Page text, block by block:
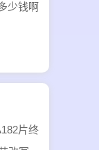
少钱啊
片终